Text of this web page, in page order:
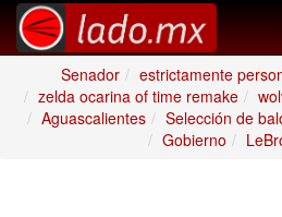
Senador
estrictamente
zelda ocarina of time remake
Aguascalientes
Selección de
Gobierno